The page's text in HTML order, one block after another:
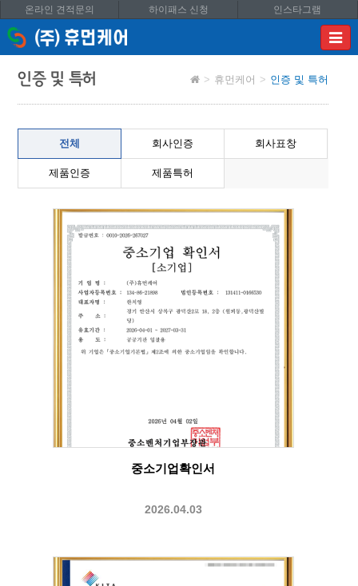
온라인 견적문의 하이패스 신청 인스타그램
이메
입력
인증 및 특허 휴먼케어 인증 및 특허
전체 회사인증 회사표창
제품인증 제품특허
중소기업확인서
2026.04.03